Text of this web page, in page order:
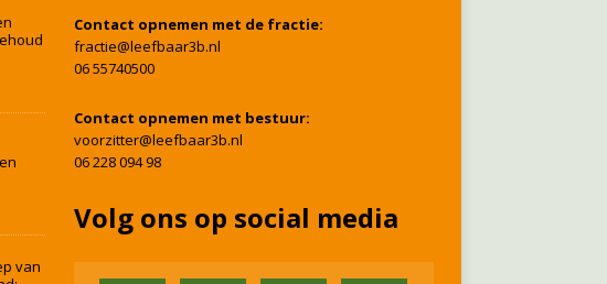
van
Contact opnemen met de fractie:
fractie@leefbaar3b.nl
06 55740500
Contact opnemen met bestuur:
voorzitter@leefbaar3b.nl
06 228 094 98
Volg ons op social media